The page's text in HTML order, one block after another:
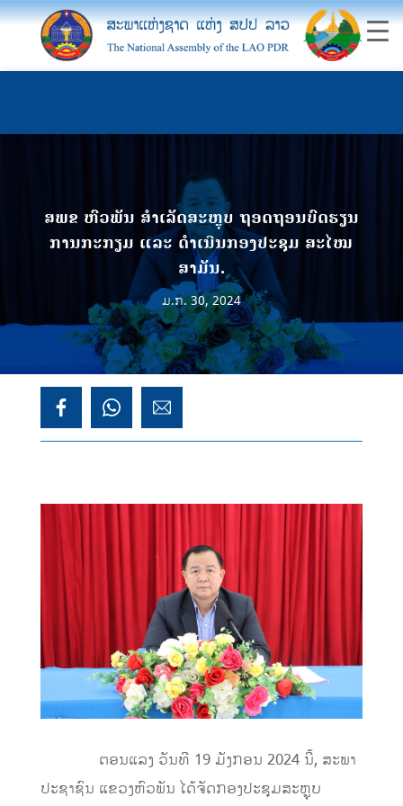
ສພຂ ຫົວພັນ ສຳເລັດສະຫຼຸບ ຖອດຖອນບົດຮຽນ
ການກະກຽມ ແລະ ດໍາເນີນກອງປະຊຸມ ສະໄໝ
ສາມັນ.
ມ.ກ. 30, 2024
ຕອນແລງ ວັນທີ 19 ມັງກອນ 2024 ນີ້, ສະພາ
ປະຊາຊົນ ແຂວງຫົວພັນ ໄດ້ຈັດກອງປະຊຸມສະຫຼຸບ